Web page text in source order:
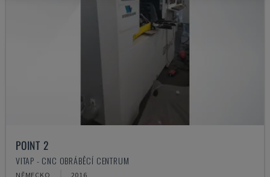
POINT 2
VITAP - CNC OBRÁBĚCÍ CENTRUM
NĚMECKO 2016